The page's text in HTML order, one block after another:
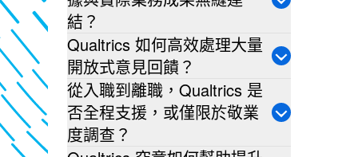
結？
Qualtrics 如何高效處理大量
開放式意見回饋？
從入職到離職，Qualtrics 是
否全程支援，或僅限於敬業
度調查？